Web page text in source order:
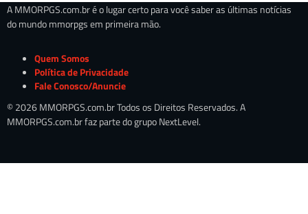
A MMORPGS.com.br é o lugar certo para você saber as últimas notícias
do mundo mmorpgs em primeira mão.
Quem Somos
Política de Privacidade
Fale Conosco/Anuncie
© 2026 MMORPGS.com.br Todos os Direitos Reservados. A
MMORPGS.com.br faz parte do grupo NextLevel.